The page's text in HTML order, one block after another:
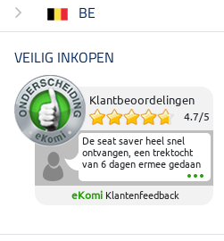
BE
VEILIG INKOPEN
Klantbeoordelingen
4.7/5
De seat saver heel snel
ontvangen, een trektocht
van 6 dagen ermee gedaan
en deze heeft de beproeving
fantastisch doorstaan.
Heerlijk zacht om op te
elkaar in het zadel.
eKomi Klantenfeedback